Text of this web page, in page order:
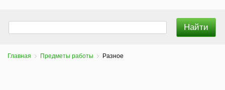
Главная Предметы работы Разное